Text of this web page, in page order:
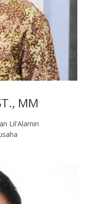
MM
Lil'Alamin